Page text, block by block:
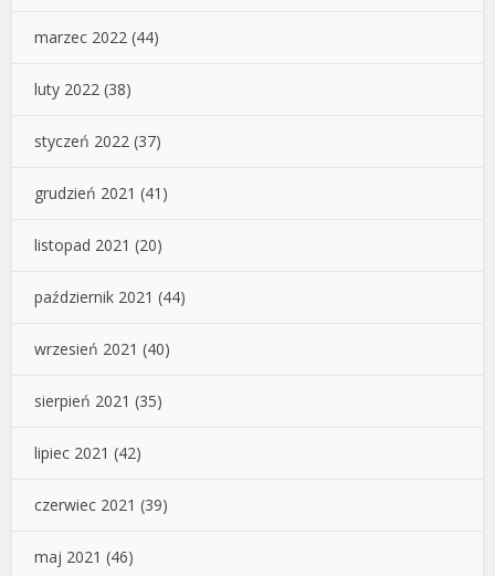
marzec 2022 (44)
luty 2022 (38)
styczeń 2022 (37)
grudzień 2021 (41)
listopad 2021 (20)
październik 2021 (44)
wrzesień 2021 (40)
sierpień 2021 (35)
lipiec 2021 (42)
czerwiec 2021 (39)
maj 2021 (46)